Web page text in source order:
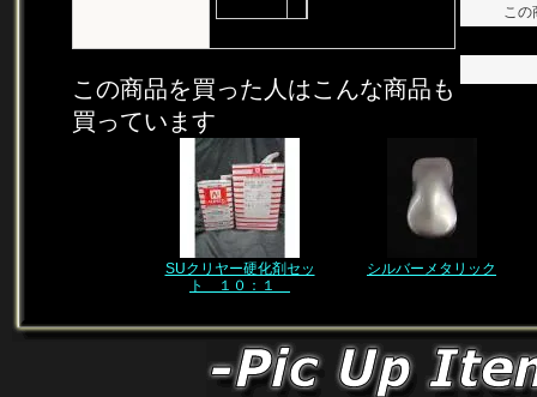
この
この商品を買った人はこんな商品も
買っています
SUクリヤー硬化剤セッ
ト １０：１
シルバーメタリック